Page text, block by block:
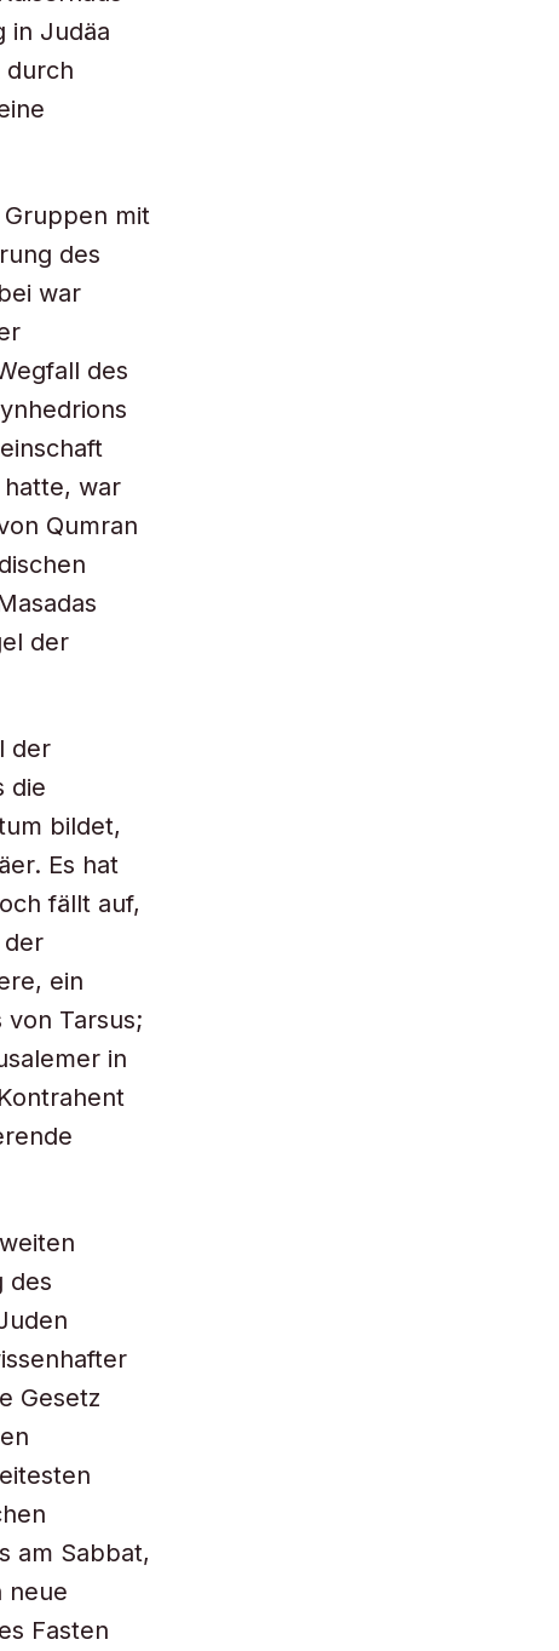
in Judäa
durch
mit
des
war
des
hatte, war
Qumran
der
der
die
bildet,
Es hat
fällt auf,
der
ein
von Tarsus;
in
des
Gesetz
am Sabbat,
neue
Fasten